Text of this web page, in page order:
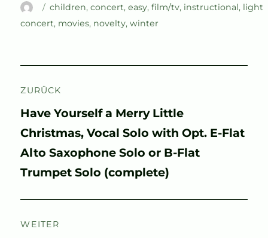
Autor
Schlagwörter
children,concert,easy,film/tv, instructional, light
concert, movies, novelty,winter
ZURÜCK
Vorheriger
Beitrag:
Have Yourself a Merry Little
Christmas, Vocal Solo with Opt. E-Flat
Alto Saxophone Solo or B-Flat
Trumpet Solo (complete)
WEITER